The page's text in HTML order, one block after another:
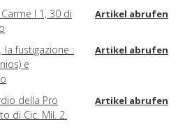
I 1, 30 di
Artikel abrufen
la fustigazione :
e
Artikel abrufen
della Pro
di Cic. Mil. 2.
Artikel abrufen